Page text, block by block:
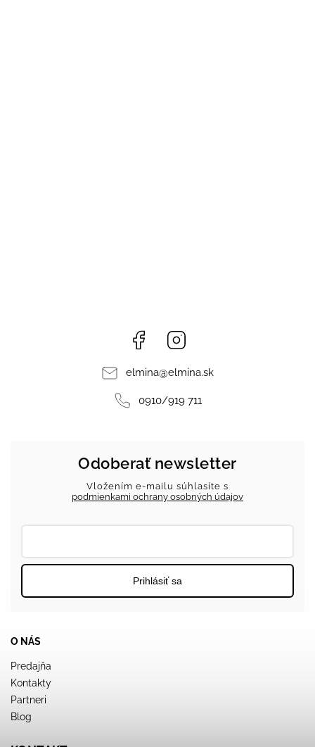
Facebook
elmina@elmina.sk
0910/919 711
O NÁS
Predajňa
Kontakty
Partneri
Blog
Odoberať newsletter
Vložením e-mailu súhlasíte s
podmienkami ochrany osobných údajov
Prihlásiť sa